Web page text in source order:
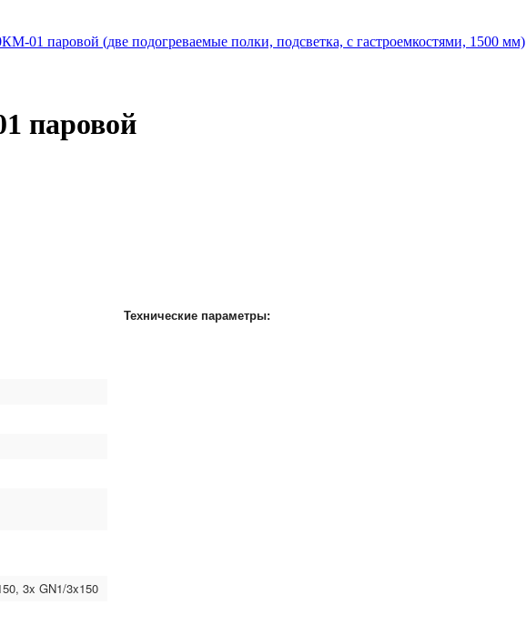
01 паровой (две подогреваемые полки, подсветка, с гастроемкостями, 1500 мм)
паровой
Технические параметры:
3x GN1/3x150